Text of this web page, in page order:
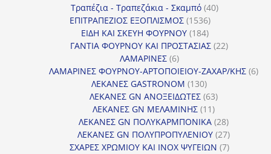
προϊόντα
Τραπέζια - Τραπεζάκια - Σκαμπό 4040
ΕΠΙΤΡΑΠΕΖΙΟΣ ΕΞΟΠΛΙΣΜΟΣ 15361536
προϊόντα
ΕΙΔΗ ΚΑΙ ΣΚΕΥΗ ΦΟΥΡΝΟΥ 184184
προϊόντα
ΓΑΝΤΙΑ ΦΟΥΡΝΟΥ ΚΑΙ ΠΡΟΣΤΑΣΙΑΣ 2222
ΛΑΜΑΡΙΝΕΣ 66
προϊόντα
ΛΑΜΑΡΙΝΕΣ ΦΟΥΡΝΟΥ-ΑΡΤΟΠΟΙΕΙΟΥ-ΖΑΧΑΡ/ΚΗΣ 66
ΛΕΚΑΝΕΣ GASTRONOM 130130
προϊόντα
ΛΕΚΑΝΕΣ GN ΑΝΟΞΕΙΔΩΤΕΣ 6363
ΛΕΚΑΝΕΣ GN ΜΕΛΑΜΙΝΗΣ 1111
προϊόντα
ΛΕΚΑΝΕΣ GN ΠΟΛΥΚΑΡΜΠΟΝΙΚΑ 2828
προϊόντα
ΛΕΚΑΝΕΣ GN ΠΟΛΥΠΡΟΠΥΛΕΝΙΟΥ 2727
προϊόντα
ΣΧΑΡΕΣ ΧΡΩΜΙΟΥ ΚΑΙ INOX ΨΥΓΕΙΩΝ 77